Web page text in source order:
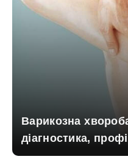
Варикозна
діагностика,